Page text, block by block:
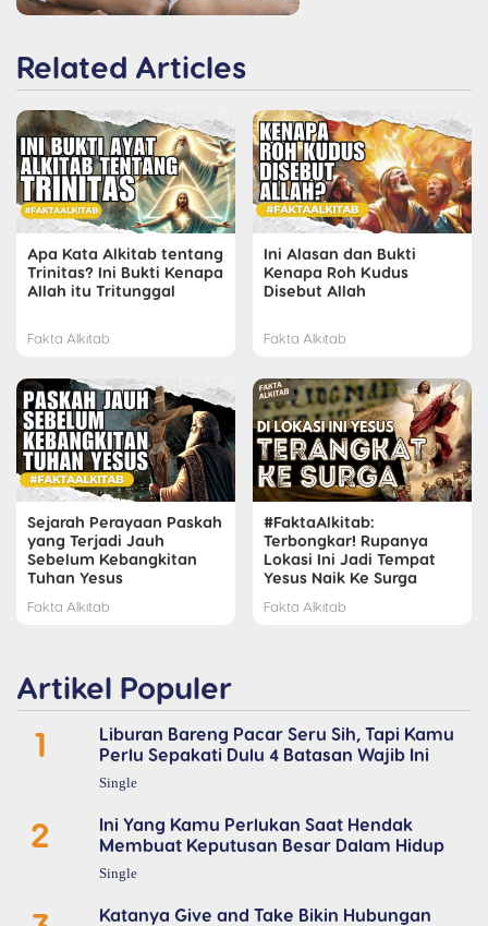
Related Articles
Apa Kata Alkitab tentang
Trinitas? Ini Bukti Kenapa
Allah itu Tritunggal
Fakta Alkitab
Ini Alasan dan Bukti
Kenapa Roh Kudus
Disebut Allah
Fakta Alkitab
Sejarah Perayaan Paskah
yang Terjadi Jauh
Sebelum Kebangkitan
Tuhan Yesus
Fakta Alkitab
#FaktaAlkitab:
Terbongkar! Rupanya
Lokasi Ini Jadi Tempat
Yesus Naik Ke Surga
Fakta Alkitab
Artikel Populer
1
Liburan Bareng Pacar Seru Sih, Tapi Kamu
Perlu Sepakati Dulu 4 Batasan Wajib Ini
Single
2
Ini Yang Kamu Perlukan Saat Hendak
Membuat Keputusan Besar Dalam Hidup
Single
Katanya Give and Take Bikin Hubungan